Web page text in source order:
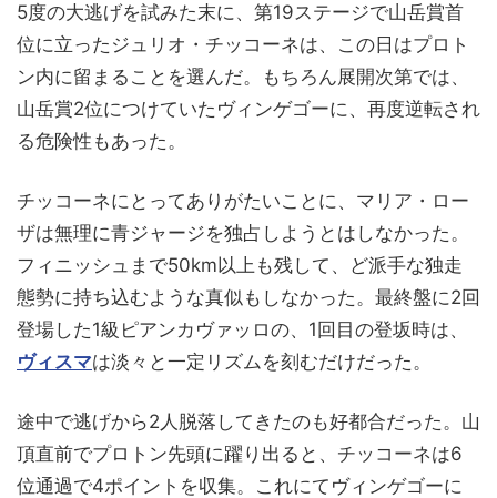
5度の大逃げを試みた末に、第19ステージで山岳賞首
位に立ったジュリオ・チッコーネは、この日はプロト
ン内に留まることを選んだ。もちろん展開次第では、
山岳賞2位につけていたヴィンゲゴーに、再度逆転され
る危険性もあった。
チッコーネにとってありがたいことに、マリア・ロー
ザは無理に青ジャージを独占しようとはしなかった。
フィニッシュまで50km以上も残して、ど派手な独走
態勢に持ち込むような真似もしなかった。最終盤に2回
登場した1級ピアンカヴァッロの、1回目の登坂時は、
ヴィスマは淡々と一定リズムを刻むだけだった。
途中で逃げから2人脱落してきたのも好都合だった。山
頂直前でプロトン先頭に躍り出ると、チッコーネは6
位通過で4ポイントを収集。これにてヴィンゲゴーに